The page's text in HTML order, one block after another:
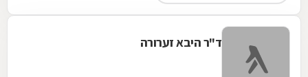
ד"ר היבא זערורה